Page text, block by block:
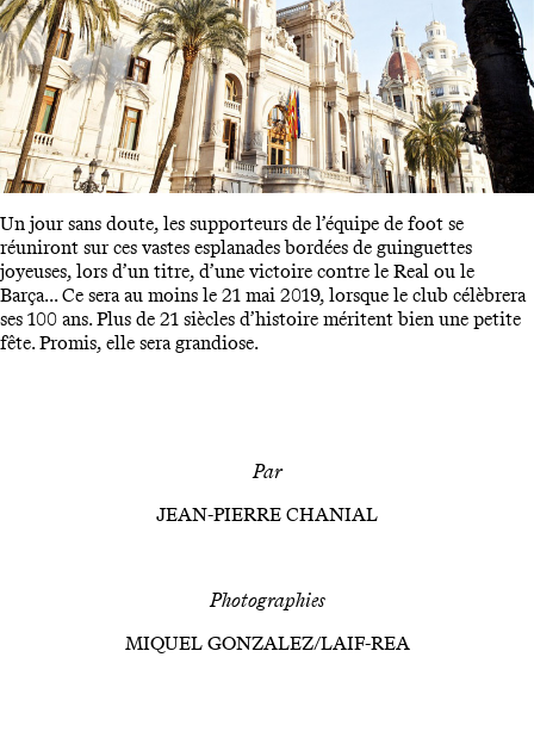
Un jour sans doute, les supporteurs de l’équipe de foot se
réuniront sur ces vastes esplanades bordées de guinguettes
joyeuses, lors d’un titre, d’une victoire contre le Real ou le
Barça... Ce sera au moins le 21 mai 2019, lorsque le club célèbrera
ses 100 ans. Plus de 21 siècles d’histoire méritent bien une petite
fête. Promis, elle sera grandiose.
Par
JEAN-PIERRE CHANIAL
Photographies
MIQUEL GONZALEZ/LAIF-REA